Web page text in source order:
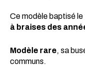
Ce modèle baptisé le
à braises des
Modèle rare, sa
communs.